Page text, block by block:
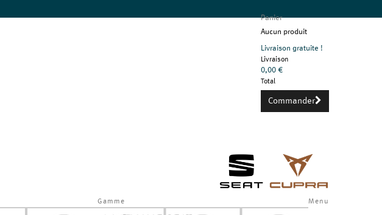
Panier
Aucun produit
Livraison gratuite !
Livraison
0,00 €
Total
Commander
Menu
Gamme